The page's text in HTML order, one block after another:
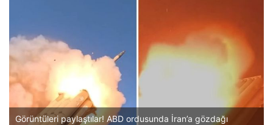
Görüntüleri paylaştılar! ABD ordusunda İran’a gözdağı